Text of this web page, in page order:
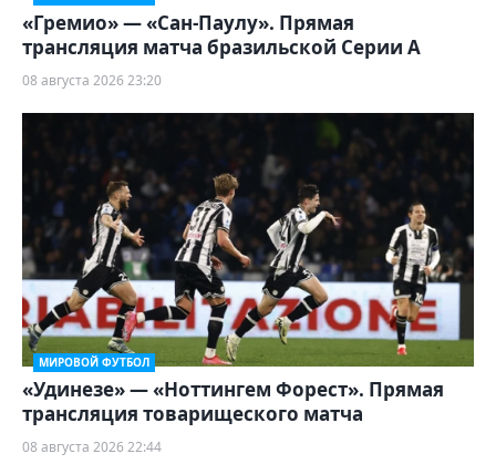
«Гремио» — «Сан-Паулу». Прямая
трансляция матча бразильской Серии А
08 августа 2026 23:20
МИРОВОЙ ФУТБОЛ
«Удинезе» — «Ноттингем Форест». Прямая
трансляция товарищеского матча
08 августа 2026 22:44